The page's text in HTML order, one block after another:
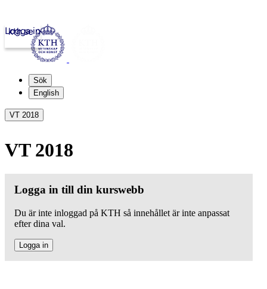
kth.se
Logga in
Sök
English
VT 2018
VT 2018
Logga in till din kurswebb
Du är inte inloggad på KTH så innehållet är inte anpassat
efter dina val.
Logga in